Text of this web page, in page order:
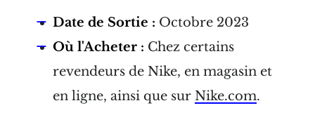
Date de Sortie : Octobre 2023
Où l'Acheter : Chez certains
revendeurs de Nike, en magasin et
en ligne, ainsi que sur Nike.com.